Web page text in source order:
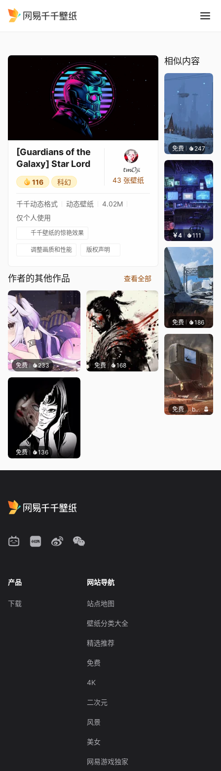
[Guardians of the
Galaxy] Star Lord
116 科幻
𝓽𝓶𝓞𝓳𝓲
43 张壁纸
千千动态格式 动态壁纸
4.02M
仅个人使用
千千壁纸的惊艳效果
调整画质和性能 版权声明
作者的其他作品 查看全部
免费 233 免费 168
免费 136
相似内容
免费 247
￥4 111 楚梦缘
免费 186
免费 butcho
产品
下载
网站导航
站点地图
壁纸分类大全
精选推荐
免费
4K
二次元
风景
美女
网易游戏独家